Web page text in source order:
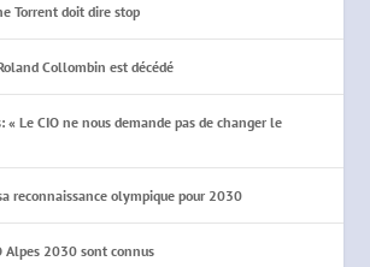
Torrent doit dire stop
Collombin est décédé
« Le CIO ne nous demande pas de changer le
reconnaissance olympique pour 2030
Alpes 2030 sont connus